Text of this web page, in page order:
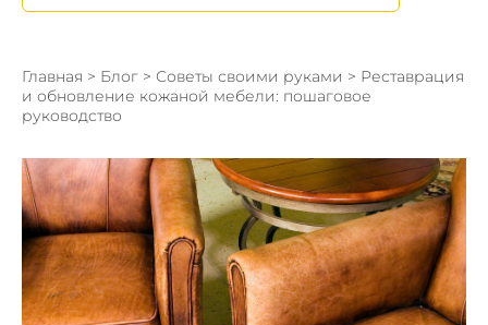
Главная > Блог > Советы своими руками > Реставрация
и обновление кожаной мебели: пошаговое
руководство